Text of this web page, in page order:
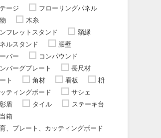
ージ
フローリングパネル
木糸
フレットスタンド
額縁
ルスタンド
腰壁
バー
コンパウンド
バーグプレート
長尺材
ト
角材 看板
枡
ティングボード
サシェ
盾
タイル
ステーキ台
箱
、プレート、カッティングボード